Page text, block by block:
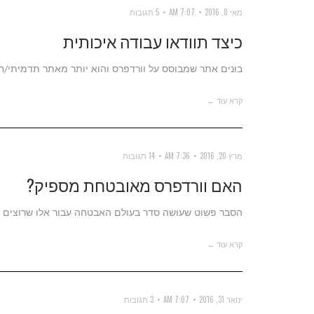
מאי 8, 2016 7:07 AM 5 תגובות
כיצד תוודאו עבודה איכותית
בונים אתר שמבוסס על וורדפרס והוא יותר מאתר
קרא עוד ←
מרץ 20, 2016 7:36 AM 14 תגובות
האם וורדפרס מאובטחת מספיק?
הסבר פשוט שעושה סדר בעולם האבטחה עבור אלו
קרא עוד ←
ינואר 31, 2016 7:07 AM 3 תגובות